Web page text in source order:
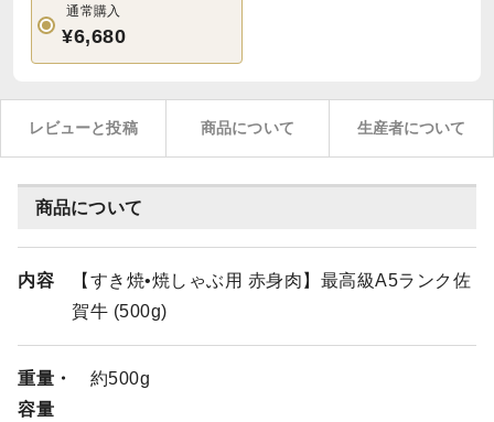
通常購入
¥6,680
レビューと投稿 商品について 生産者について
商品について
内容
【すき焼•焼しゃぶ用 赤身肉】最高級A5ランク佐
賀牛 (500g)
重量・
容量
約500g